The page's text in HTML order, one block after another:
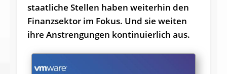
staatliche Stellen haben weiterhin den
Finanzsektor im Fokus. Und sie weiten
ihre Anstrengungen kontinuierlich aus.